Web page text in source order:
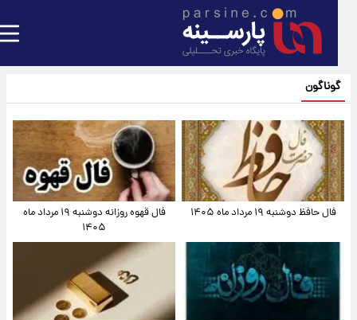
گوناگون
فال حافظ دوشنبه ۱۹ مرداد ماه ۱۴۰۵
فال قهوه روزانه دوشنبه ۱۹ مرداد ماه
۱۴۰۵